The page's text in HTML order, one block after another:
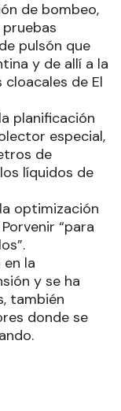
de bombeo,
pulsón que
y de allí a la
de El
planificación
especial,
de
líquidos de
optimización
“para
la
y se ha
también
donde se